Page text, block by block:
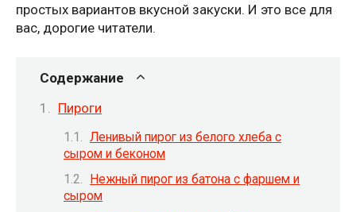
простых вариантов вкусной закуски. И это все для
вас, дорогие читатели.
Содержание
Пироги
Ленивый пирог из белого хлеба с
сыром и беконом
Нежный пирог из батона с фаршем и
сыром